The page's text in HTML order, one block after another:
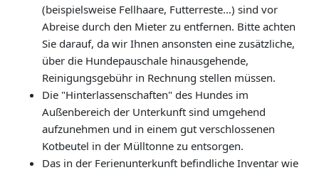
(beispielsweise Fellhaare, Futterreste…) sind vor
Abreise durch den Mieter zu entfernen. Bitte achten
Sie darauf, da wir Ihnen ansonsten eine zusätzliche,
über die Hundepauschale hinausgehende,
Reinigungsgebühr in Rechnung stellen müssen.
Die "Hinterlassenschaften" des Hundes im
Außenbereich der Unterkunft sind umgehend
aufzunehmen und in einem gut verschlossenen
Kotbeutel in der Mülltonne zu entsorgen.
Das in der Ferienunterkunft befindliche Inventar wie